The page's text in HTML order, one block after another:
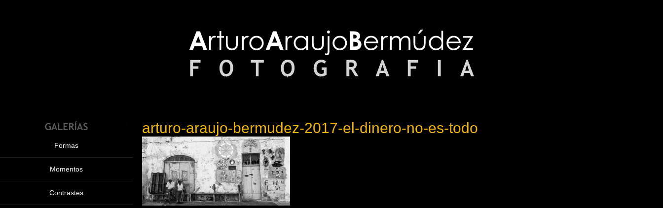
Formas
Momentos
Contrastes
arturo-araujo-bermudez-2017-el-dinero-no-es-todo